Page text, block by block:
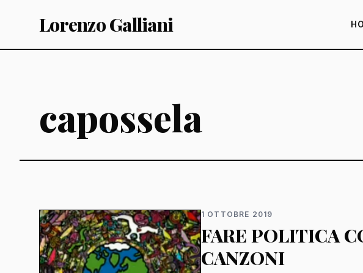
Lorenzo Galliani
capossela
1 OTTOBRE 2019
FARE POLITICA
CANZONI